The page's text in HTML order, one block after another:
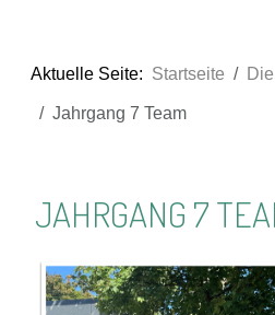
Aktuelle Seite: Startseite
Jahrgang 7 Team
JAHRGANG 7